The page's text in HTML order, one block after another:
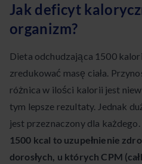
Jak deficyt
organizm?
Dieta odchudzająca 1500
zredukować masę ciała.
różnica w ilości kalorii jest
tym lepsze rezultaty. Jednak
jest przeznaczony dla każdego.
1500 kcal to uzupełnienie
dorosłych, u których CPM